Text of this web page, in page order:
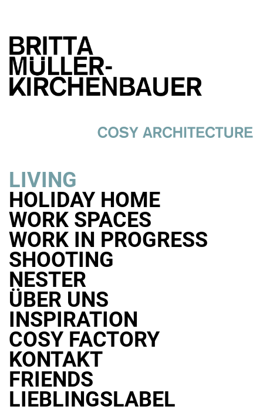
LIVING
HOLIDAY HOME
WORK SPACES
WORK IN PROGRESS
SHOOTING
NESTER
ÜBER UNS
INSPIRATION
COSY FACTORY
KONTAKT
FRIENDS
LIEBLINGSLABEL